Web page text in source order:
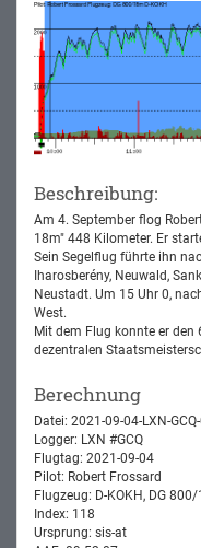
Beschreibung:
Am 4. September flog
18m" 448 Kilometer. Er
Sein Segelflug führte ihn
Iharosberény, Neuwald,
Neustadt. Um 15 Uhr 0,
West.
Mit dem Flug konnte er
dezentralen
Berechnung
Datei: 2021-09-04-LXN-
Logger: LXN #GCQ
Flugtag: 2021-09-04
Pilot: Robert Frossard
Flugzeug: D-KOKH, DG
Index: 118
Ursprung: sis-at